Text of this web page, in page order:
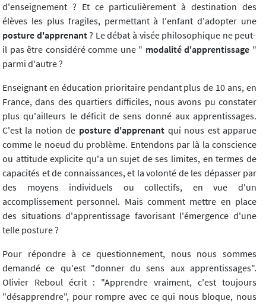
d'enseignement ? Et ce particulièrement à destination des
élèves les plus fragiles, permettant à l'enfant d'adopter une
posture d'apprenant? Le débat à visée philosophique ne peut-
il pas être considéré comme une " modalité d'apprentissage "
parmi d'autre ?
Enseignant en éducation prioritaire pendant plus de 10 ans, en
France, dans des quartiers difficiles, nous avons pu constater
plus qu'ailleurs le déficit de sens donné aux apprentissages.
C'est la notion de posture d'apprenant qui nous est apparue
comme le noeud du problème. Entendons par là la conscience
ou attitude explicite qu'a un sujet de ses limites, en termes de
capacités et de connaissances, et la volonté de les dépasser par
des moyens individuels ou collectifs, en vue d'un
accomplissement personnel. Mais comment mettre en place
des situations d'apprentissage favorisant l'émergence d'une
telle posture ?
Pour répondre à ce questionnement, nous nous sommes
demandé ce qu'est "donner du sens aux apprentissages".
Olivier Reboul écrit : "Apprendre vraiment, c'est toujours
"désapprendre", pour rompre avec ce qui nous bloque, nous